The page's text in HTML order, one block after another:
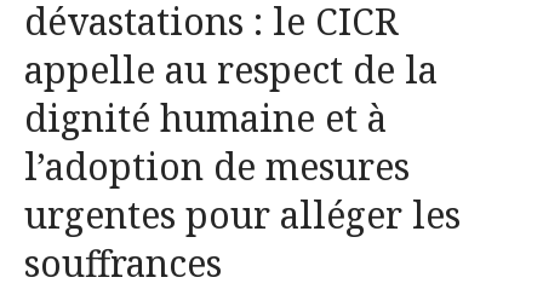
dévastations : le CICR
appelle au respect de la
dignité humaine et à
l’adoption de mesures
urgentes pour alléger les
souffrances